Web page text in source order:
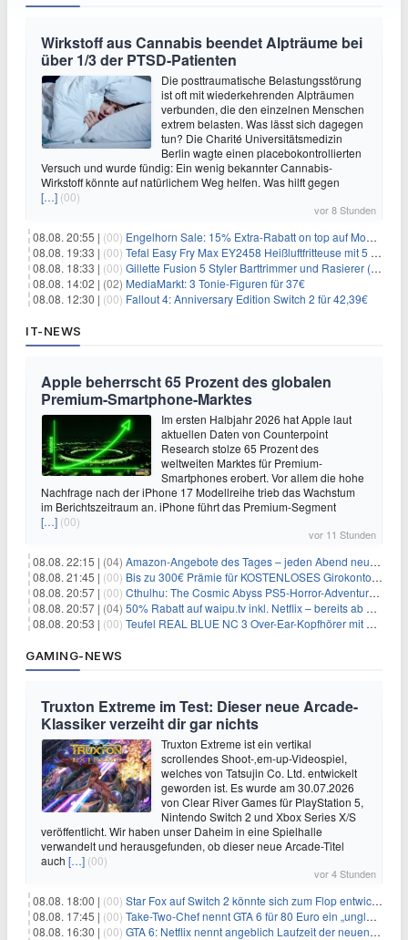
Wirkstoff aus Cannabis beendet Alpträume bei
über 1/3 der PTSD-Patienten
Die posttraumatische Belastungsstörung
ist oft mit wiederkehrenden Alpträumen
verbunden, die den einzelnen Menschen
extrem belasten. Was lässt sich dagegen
tun? Die Charité Universitätsmedizin
Berlin wagte einen placebokontrollierten
Versuch und wurde fündig: Ein wenig bekannter Cannabis-
Wirkstoff könnte auf natürlichem Weg helfen. Was hilft gegen
[…] (00)
vor 8 Stunden
08.08. 20:55 | (00) Engelhorn Sale: 15% Extra-Rabatt on top auf Mode- und Sport-Artikel
08.08. 19:33 | (00) Tefal Easy Fry Max EY2458 Heißluftfritteuse mit 5 Litern für 64,99€
08.08. 18:33 | (00) Gillette Fusion 5 Styler Barttrimmer und Rasierer (All in One) für 16€
08.08. 14:02 | (02) MediaMarkt: 3 Tonie-Figuren für 37€
08.08. 12:30 | (00) Fallout 4: Anniversary Edition Switch 2 für 42,39€
IT-NEWS
Apple beherrscht 65 Prozent des globalen
Premium-Smartphone-Marktes
Im ersten Halbjahr 2026 hat Apple laut
aktuellen Daten von Counterpoint
Research stolze 65 Prozent des
weltweiten Marktes für Premium-
Smartphones erobert. Vor allem die hohe
Nachfrage nach der iPhone 17 Modellreihe trieb das Wachstum
im Berichtszeitraum an. iPhone führt das Premium-Segment
[…] (00)
vor 11 Stunden
08.08. 22:15 | (04) Amazon-Angebote des Tages – jeden Abend neue Deals zum Stöbern
08.08. 21:45 | (00) Bis zu 300€ Prämie für KOSTENLOSES Girokonto bei der Santander – 50€ schon nach 1 Woche!
08.08. 20:57 | (00) Cthulhu: The Cosmic Abyss PS5-Horror-Adventure für 27,99€
08.08. 20:57 | (04) 50% Rabatt auf waipu.tv inkl. Netflix – bereits ab 9€/Monat (statt 17,99€)
08.08. 20:53 | (00) Teufel REAL BLUE NC 3 Over-Ear-Kopfhörer mit ANC für 149,99€
GAMING-NEWS
Truxton Extreme im Test: Dieser neue Arcade-
Klassiker verzeiht dir gar nichts
Truxton Extreme ist ein vertikal
scrollendes Shoot-‚em-up-Videospiel,
welches von Tatsujin Co. Ltd. entwickelt
geworden ist. Es wurde am 30.07.2026
von Clear River Games für PlayStation 5,
Nintendo Switch 2 und Xbox Series X/S
veröffentlicht. Wir haben unser Daheim in eine Spielhalle
verwandelt und herausgefunden, ob dieser neue Arcade-Titel
auch […] (00)
vor 4 Stunden
08.08. 18:00 | (00) Star Fox auf Switch 2 könnte sich zum Flop entwickeln
08.08. 17:45 | (00) Take-Two-Chef nennt GTA 6 für 80 Euro ein „unglaubliches Schnäppchen“
08.08. 16:30 | (00) GTA 6: Netflix nennt angeblich Laufzeit der neuen Gameplay-Präsentation